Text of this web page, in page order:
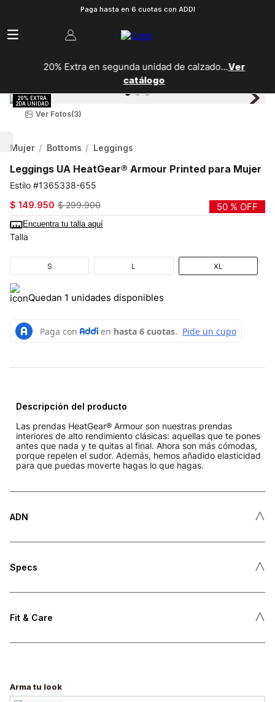
Paga hasta en 6 cuotas con ADDI
20% Extra en segunda unidad de calzado...Ver
catálogo
Ver Fotos(3)
Mujer Bottoms Leggings
Leggings UA HeatGear® Armour Printed para Mujer
1365338-655
$ 149.950 $ 299.900 50 % OFF
Encuentra tu talla aquí
Talla
S L XL
Quedan 1 unidades disponibles
Descripción del producto
Las prendas HeatGear® Armour son nuestras prendas
interiores de alto rendimiento clásicas: aquellas que te pones
antes que nada y te quitas al final. Ahora son más cómodas,
porque repelen el sudor. Además, hemos añadido elasticidad
para que puedas moverte hagas lo que hagas.
ADN ˄
Specs ˄
Fit & Care ˄
Arma tu look